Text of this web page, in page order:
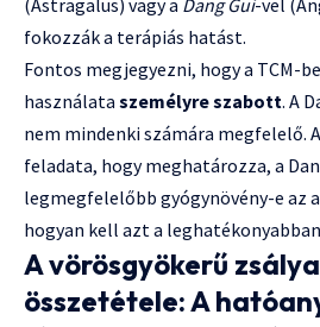
fokozzák a terápiás hatást.
Fontos megjegyezni, hogy a TCM-
használata személyre szabott. A
nem mindenki számára megfelelő.
feladata, hogy meghatározza, a Dan
legmegfelelőbb gyógynövény-e az
hogyan kell azt a
A vörösgyökerű
összetétele: A